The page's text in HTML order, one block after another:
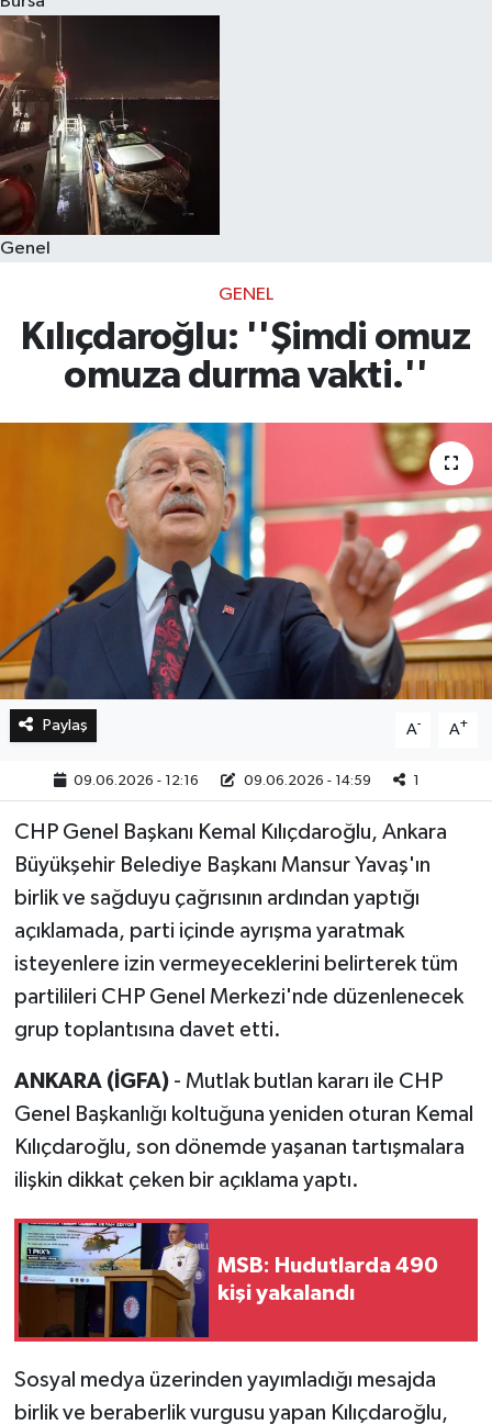
Genel
GENEL
Kılıçdaroğlu: ''Şimdi omuz
omuza durma vakti.''
Paylaş A- A+
09.06.2026 - 12:16 09.06.2026 - 14:59 1
CHP Genel Başkanı Kemal Kılıçdaroğlu, Ankara
Büyükşehir Belediye Başkanı Mansur Yavaş'ın
birlik ve sağduyu çağrısının ardından yaptığı
açıklamada, parti içinde ayrışma yaratmak
isteyenlere izin vermeyeceklerini belirterek tüm
partilileri CHP Genel Merkezi'nde düzenlenecek
grup toplantısına davet etti.
ANKARA (İGFA)- Mutlak butlan kararı ile CHP
Genel Başkanlığı koltuğuna yeniden oturan Kemal
Kılıçdaroğlu, son dönemde yaşanan tartışmalara
ilişkin dikkat çeken bir açıklama yaptı.
MSB: Hudutlarda 490
kişi yakalandı
Sosyal medya üzerinden yayımladığı mesajda
birlik ve beraberlik vurgusu yapan Kılıçdaroğlu,
Sağlık
Dünya
Magazin
Kültür & Sanat
Teknoloji
Genel
Bilim, Teknoloji